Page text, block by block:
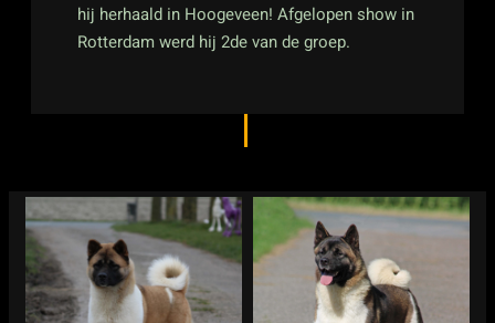
hij herhaald in Hoogeveen! Afgelopen show in
Rotterdam werd hij 2de van de groep.